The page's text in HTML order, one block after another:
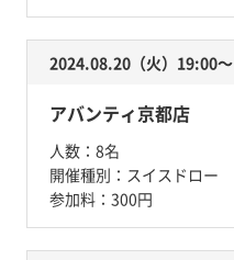
2024.08.20（火）19:00〜
アバンティ京都店
人数： 8名
開催種別： スイスドロー
参加料： 300円